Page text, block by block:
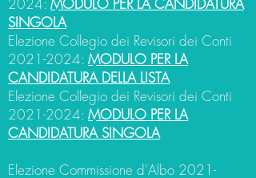
SINGOLA
Elezione Collegio dei Revisori dei Conti
2021-2024: MODULO PER LA
CANDIDATURA DELLA LISTA
Elezione Collegio dei Revisori dei Conti
2021-2024: MODULO PER LA
CANDIDATURA SINGOLA
Elezione Commissione d'Albo 2021-